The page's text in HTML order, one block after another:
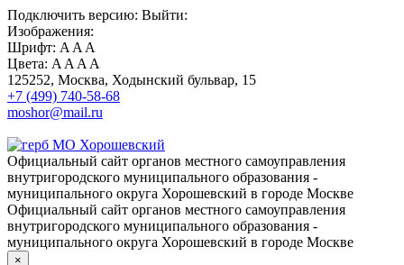
Подключить версию: Выйти:
Изображения:
Шрифт: A A A
Цвета: A A A A
125252, Москва, Ходынский бульвар, 15
+7 (499) 740-58-68
moshor@mail.ru
Официальный сайт органов местного самоуправления
внутригородского муниципального образования -
муниципального округа Хорошевский в городе Москве
Официальный сайт органов местного самоуправления
внутригородского муниципального образования -
муниципального округа Хорошевский в городе Москве
×